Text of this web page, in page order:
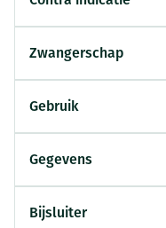
Zwangerschap
Gebruik
Gegevens
Bijsluiter